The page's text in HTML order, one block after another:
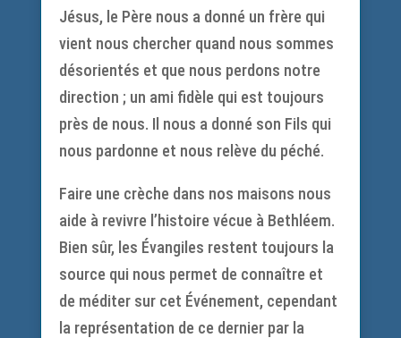
Jésus, le Père nous a donné un frère qui
vient nous chercher quand nous sommes
désorientés et que nous perdons notre
direction ; un ami fidèle qui est toujours
près de nous. Il nous a donné son Fils qui
nous pardonne et nous relève du péché.
Faire une crèche dans nos maisons nous
aide à revivre l’histoire vécue à Bethléem.
Bien sûr, les Évangiles restent toujours la
source qui nous permet de connaître et
de méditer sur cet Événement, cependant
la représentation de ce dernier par la